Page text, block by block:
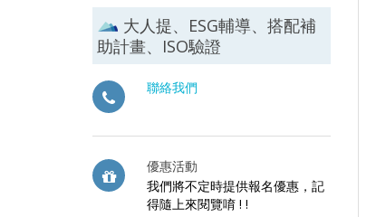
大人提、ESG輔導、搭配補
助計畫、ISO驗證
聯絡我們
優惠活動
我們將不定時提供報名優惠，記
得隨上來閱覽唷 ! !